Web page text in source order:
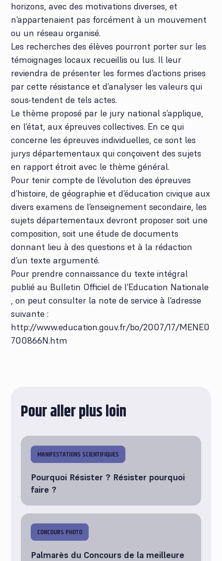
Pour aller plus loin
MANIFESTATIONS SCIENTIFIQUES
Pourquoi Résister ? Résister pourquoi
faire ?
CONCOURS PHOTO
Palmarès du Concours de la meilleure
horizons, avec des motivations diverses, et
n’appartenaient pas forcément à un mouvement
ou un réseau organisé.
Les recherches des élèves pourront porter sur les
témoignages locaux recueillis ou lus. Il leur
reviendra de présenter les formes d’actions prises
par cette résistance et d’analyser les valeurs qui
sous-tendent de tels actes.
Le thème proposé par le jury national s’applique,
en l’état, aux épreuves collectives. En ce qui
concerne les épreuves individuelles, ce sont les
jurys départementaux qui conçoivent des sujets
en rapport étroit avec le thème général.
Pour tenir compte de l’évolution des épreuves
d’histoire, de géographie et d’éducation civique aux
divers examens de l’enseignement secondaire, les
sujets départementaux devront proposer soit une
composition, soit une étude de documents
donnant lieu à des questions et à la rédaction
d’un texte argumenté.
Pour prendre connaissance du texte intégral
publié au Bulletin Officiel de l’Education Nationale
, on peut consulter la note de service à l’adresse
suivante :
http://www.education.gouv.fr/bo/2007/17/MENE0
700866N.htm